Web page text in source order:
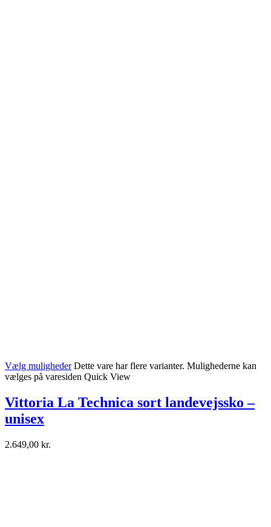
Vælg muligheder Dette vare har flere varianter. Mulighederne kan
vælges på varesiden Quick View
Vittoria La Technica sort landevejssko –
unisex
2.649,00 kr.